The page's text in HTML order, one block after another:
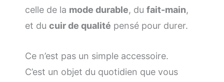
celle de la mode durable, du fait-main,
et du cuir de qualité pensé pour durer.
Ce n’est pas un simple accessoire.
C’est un objet du quotidien que vous